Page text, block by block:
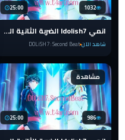
25:00 1032
انمي Idolish7 الضربة الثانية الحلقة 11 مترجمة
شاهد الآنDOLiSH7 : Second Beat
مشاهدة
25:00 986